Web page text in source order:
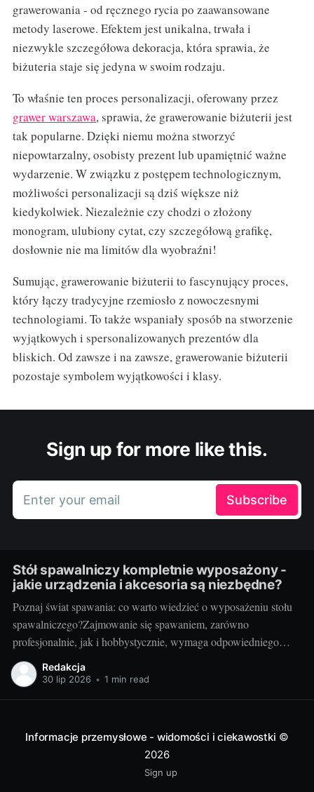
grawerowania - od ręcznego rycia po zaawansowane
metody laserowe. Efektem jest unikalna, trwała i
niezwykle szczegółowa dekoracja, która sprawia, że
biżuteria staje się jedyna w swoim rodzaju.
To właśnie ten proces personalizacji, oferowany przez
grawer warszawa, sprawia, że grawerowanie biżuterii jest
tak popularne. Dzięki niemu można stworzyć
niepowtarzalny, osobisty prezent lub upamiętnić ważne
wydarzenie. W związku z postępem technologicznym,
możliwości personalizacji są dziś większe niż
kiedykolwiek. Niezależnie czy chodzi o złożony
monogram, ulubiony cytat, czy szczegółową grafikę,
dosłownie nie ma limitów dla wyobraźni!
Sumując, grawerowanie biżuterii to fascynujący proces,
który łączy tradycyjne rzemiosło z nowoczesnymi
technologiami. To także wspaniały sposób na stworzenie
wyjątkowych i spersonalizowanych prezentów dla
bliskich. Od zawsze i na zawsze, grawerowanie biżuterii
pozostaje symbolem wyjątkowości i klasy.
Sign up for more like this.
Enter your email Subscribe
Stół spawalniczy kompletnie wyposażony -
jakie urządzenia i akcesoria są niezbędne?
Poznaj świat spawania: co warto wiedzieć o wyposażeniu stołu
spawalniczego?Zajmowanie się spawaniem, zarówno
profesjonalnie, jak i hobbystycznie, wymaga odpowiedniego
wyposażenia stołu spawalniczego. Wybór odpowiednich
akcesoriów jest kluczowy dla wydajności i bezpieczeństwa
Przyjrzyjmy się niektórym elementom.
Redakcja
30 lip 2026 • 1 min read
Informacje przemysłowe - widomości i ciekawostki ©
2026
Sign up